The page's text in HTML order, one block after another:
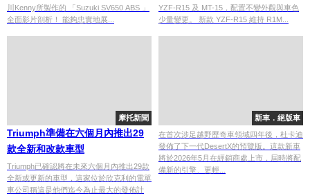
川Kenny所製作的 「Suzuki SV650 ABS 」
全面影片剖析！ 能夠忠實地展...
YZF-R15 及 MT-15，配置不變外觀與車色
少量變更。 新款 YZF-R15 維持 R1M...
摩托新聞
Triumph準備在六個月內推出29
款全新和改款車型
Triumph已確認將在未來六個月內推出29款
全新或更新的車型，這家位於欣克利的電單
車公司稱這是他們迄今為止最大的發佈計
新車．絕版車
在首次涉足越野歷奇車領域四年後，杜卡迪
發佈了下一代DesertX的預覽版。這款新車
將於2026年5月在經銷商處上市，屆時將配
備新的引擎、更輕...